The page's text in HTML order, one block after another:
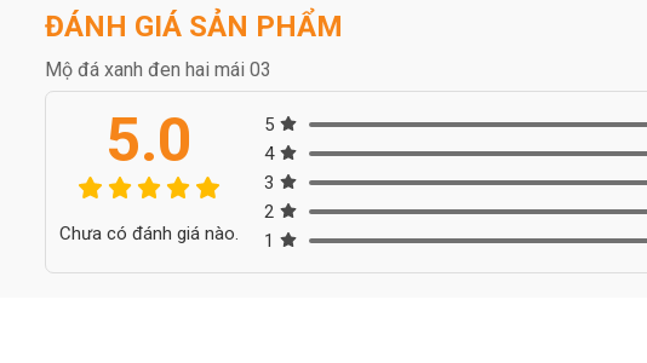
ĐÁNH GIÁ SẢN PHẨM
Mộ đá xanh đen hai mái 03
5.0
Chưa có đánh giá nào.
5
4
3
2
1